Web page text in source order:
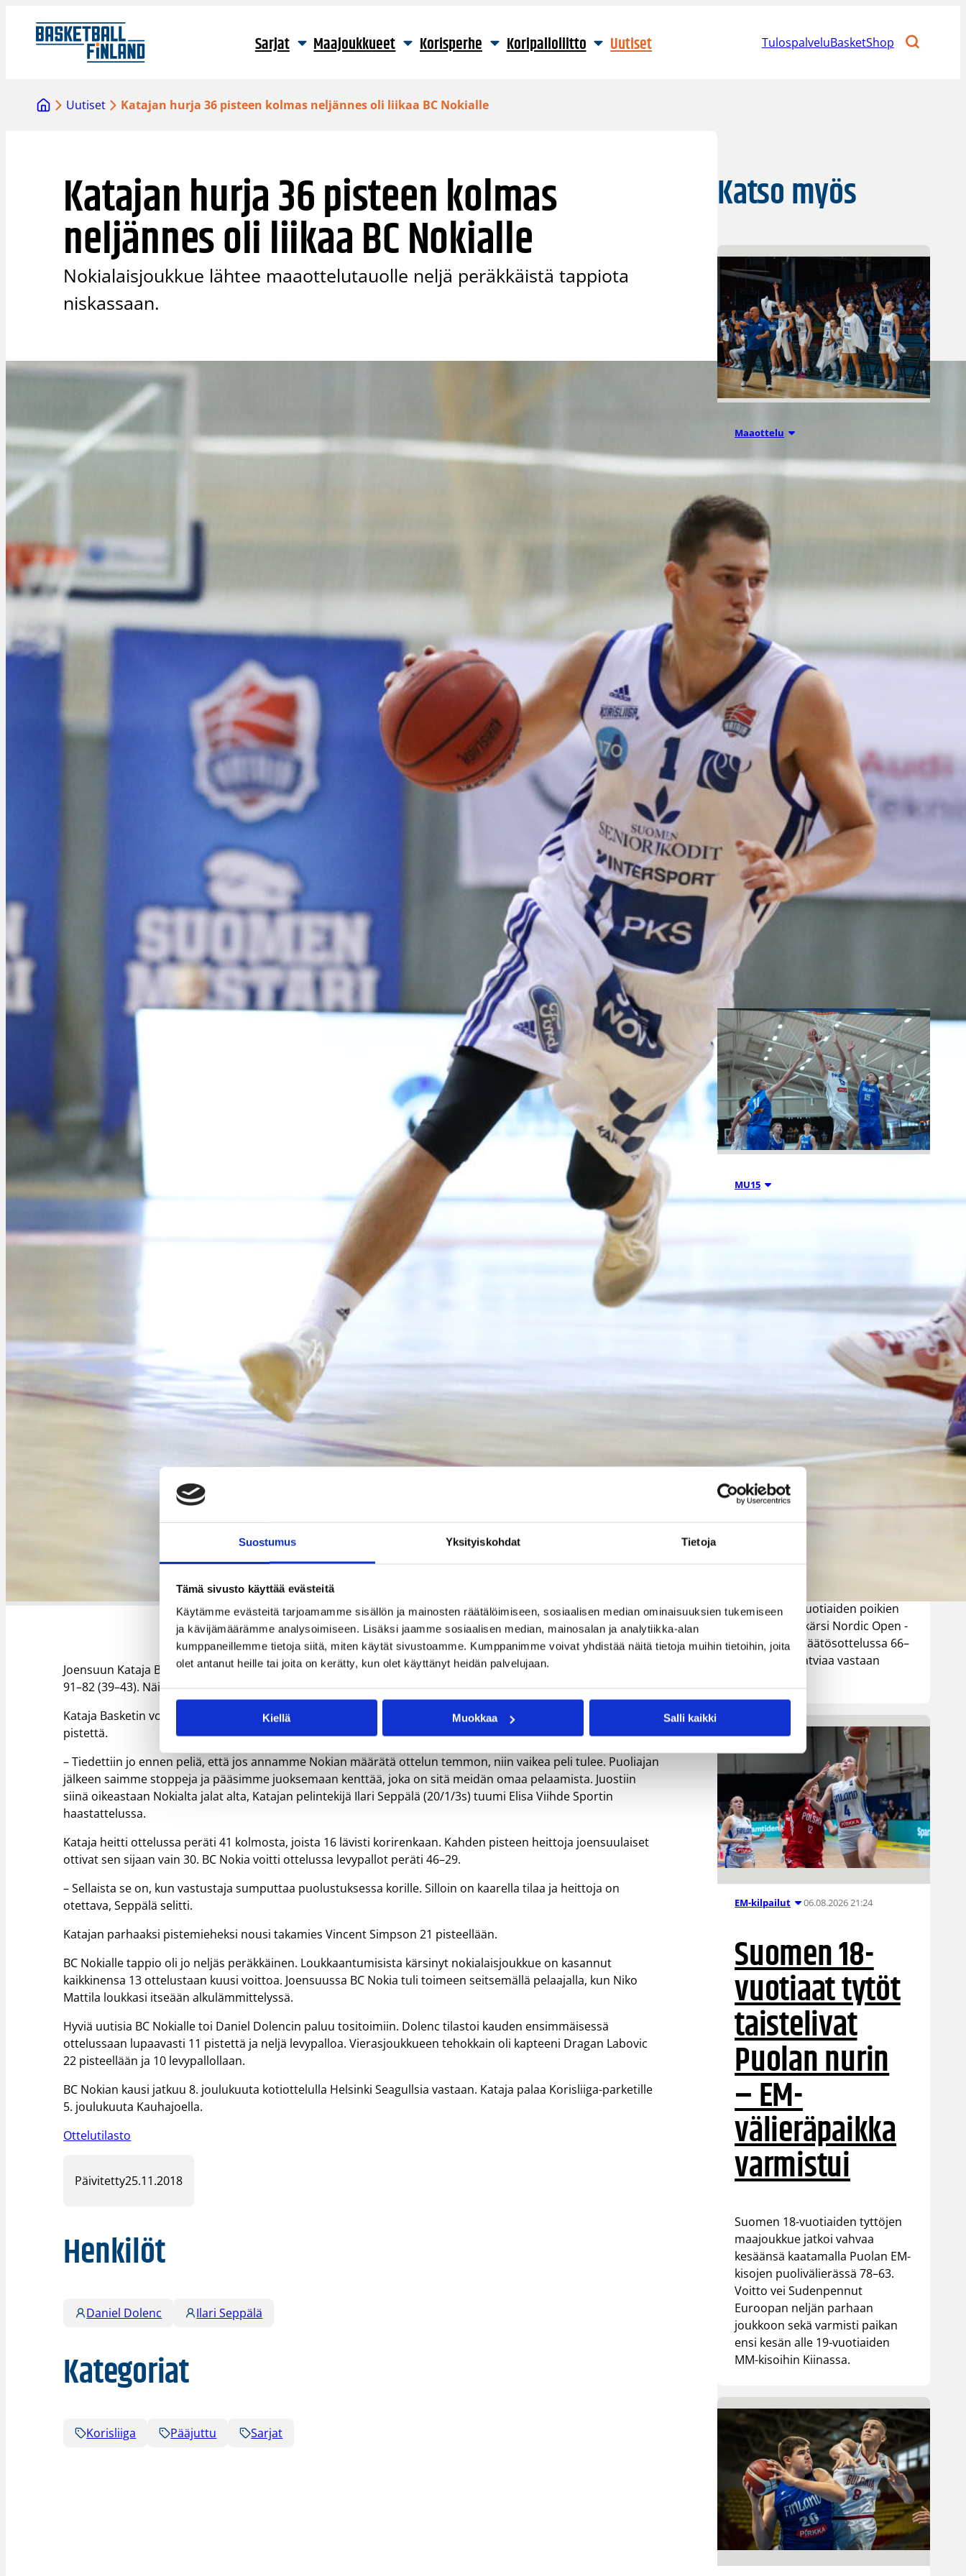
Suostumus Yksityiskohdat Tietoja
Tämä sivusto käyttää evästeitä
Käytämme evästeitä tarjoamamme sisällön ja mainosten räätälöimiseen, sosiaalisen median ominaisuuksien tukemiseen
ja kävijämäärämme analysoimiseen. Lisäksi jaamme sosiaalisen median, mainosalan ja analytiikka-alan
kumppaneillemme tietoja siitä, miten käytät sivustoamme. Kumppanimme voivat yhdistää näitä tietoja muihin tietoihin, joita
olet antanut heille tai joita on kerätty, kun olet käyttänyt heidän palvelujaan.
Kiellä Muokkaa Salli kaikki
sisältöön
Sarjat Maajoukkueet Korisperhe Koripalloliitto Uutiset TulospalveluBasketShop
Uutiset Katajan hurja 36 pisteen kolmas neljännes oli liikaa BC Nokialle
Katajan hurja 36 pisteen kolmas
neljännes oli liikaa BC Nokialle
Nokialaisjoukkue lähtee maaottelutauolle neljä peräkkäistä tappiota
niskassaan.
Katajan ja Susijengin takamies Ilari Seppälä heitti sunnuntaina 20 pistettä. Kuva:Ville Vuorinen
Joensuun Kataja Basket otti sunnuntain ainoassa Korisliiga-kamppailussa kotivoiton BC Nokian kustannuksella
91–82 (39–43). Näin Kataja pääsee maaottelutauolle voittoisissa tunnelmissa.
Kataja Basketin voiton takeena toimi hurja kolmas neljännes, jonka aikana joensuulaiset takoivat peräti 36
pistettä.
– Tiedettiin jo ennen peliä, että jos annamme Nokian määrätä ottelun temmon, niin vaikea peli tulee. Puoliajan
jälkeen saimme stoppeja ja pääsimme juoksemaan kenttää, joka on sitä meidän omaa pelaamista. Juostiin
siinä oikeastaan Nokialta jalat alta, Katajan pelintekijä Ilari Seppälä (20/1/3s) tuumi Elisa Viihde Sportin
haastattelussa.
Kataja heitti ottelussa peräti 41 kolmosta, joista 16 lävisti korirenkaan. Kahden pisteen heittoja joensuulaiset
ottivat sen sijaan vain 30. BC Nokia voitti ottelussa levypallot peräti 46–29.
– Sellaista se on, kun vastustaja sumputtaa puolustuksessa korille. Silloin on kaarella tilaa ja heittoja on
otettava, Seppälä selitti.
Katajan parhaaksi pistemieheksi nousi takamies Vincent Simpson 21 pisteellään.
BC Nokialle tappio oli jo neljäs peräkkäinen. Loukkaantumisista kärsinyt nokialaisjoukkue on kasannut
kaikkinensa 13 ottelustaan kuusi voittoa. Joensuussa BC Nokia tuli toimeen seitsemällä pelaajalla, kun Niko
Mattila loukkasi itseään alkulämmittelyssä.
Hyviä uutisia BC Nokialle toi Daniel Dolencin paluu tositoimiin. Dolenc tilastoi kauden ensimmäisessä
ottelussaan lupaavasti 11 pistettä ja neljä levypalloa. Vierasjoukkueen tehokkain oli kapteeni Dragan Labovic
22 pisteellään ja 10 levypallollaan.
BC Nokian kausi jatkuu 8. joulukuuta kotiottelulla Helsinki Seagullsia vastaan. Kataja palaa Korisliiga-parketille
5. joulukuuta Kauhajoella.
Ottelutilasto
Päivitetty25.11.2018
Henkilöt
Daniel Dolenc Ilari Seppälä
Kategoriat
Korisliiga Pääjuttu Sarjat
Katso myös
Maaottelu
Susiladiesin
puolustus
rautaa
Tukholmassa
–
harvinaislaatu
inen voitto
Liettuasta
Susiladies nappasi
harvinaislaatuisen voiton
Liettuasta Tukholmassa
pelatussa maaottelussa.
Susiladies voitti vakuuttavasti
Liettuan 81-70 (48-36) Elina
Aarnisalon 22 pisteen
johdattamana. Suomi pelaa
Tukholmassa vielä toisen
ottelun, kun huomenna vastaan
tulee Ruotsi.
MU15
vuotiaiden
poikien
maajoukkue
päätti Nordic
Open -
turnauksen
tappioon
Latviaa
vastaan
Suomen 15-vuotiaiden poikien
maajoukkue kärsi Nordic Open -
turnauksen päätösottelussa 66–
74-tappion Latviaa vastaan
EM-kilpailut 06.08.2026 21:24
Suomen 18-
vuotiaat tytöt
taistelivat
Puolan nurin
– EM-
välieräpaikka
varmistui
Suomen 18-vuotiaiden tyttöjen
maajoukkue jatkoi vahvaa
kesäänsä kaatamalla Puolan EM-
kisojen puolivälierässä 78–63.
Voitto vei Sudenpennut
Euroopan neljän parhaan
joukkoon sekä varmisti paikan
ensi kesän alle 19-vuotiaiden
MM-kisoihin Kiinassa.